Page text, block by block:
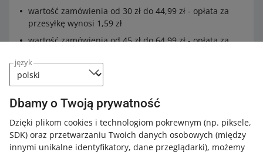
język
Dbamy o Twoją prywatność
Dzięki plikom cookies i technologiom pokrewnym (np. piksele,
SDK) oraz przetwarzaniu Twoich danych osobowych (między
innymi unikalne identyfikatory, dane przeglądarki), możemy
wartość zamówienia od 30 zł do 44,99 zł - opłata za
przesyłkę wynosi 1,59 zł
wartość zamówienia od 45 zł do 64,99 zł - opłata za
wartość zamówienia od 65 zł do 99,99 zł - opłata za
wartość zamówienia od 100 zł do 149,99 zł - opłata za
przesyłkę wynosi 7,89 zł
wartość zamówienia 150 zł i więcej - opłata za
przesyłkę wynosi 9,99 zł.